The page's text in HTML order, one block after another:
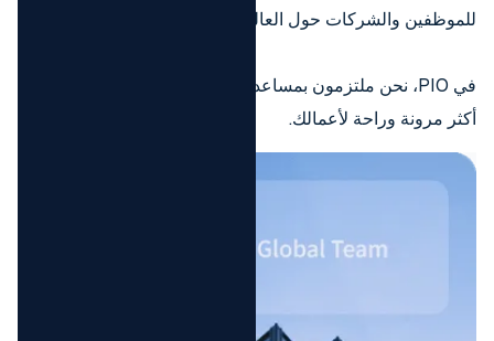
للموظفين والشركات حول العالم.
في PIO، نحن ملتزمون بمساعدتك على تحقيق مدفوعات عالمية
أكثر مرونة وراحة لأعمالك.